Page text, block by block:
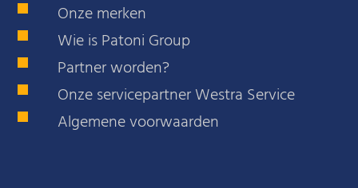
Onze merken
Wie is Patoni Group
Partner worden?
Onze servicepartner Westra Service
Algemene voorwaarden